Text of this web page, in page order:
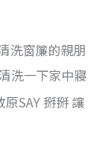
洗窗簾的親朋
洗一下家中寢
SAY 掰掰 讓